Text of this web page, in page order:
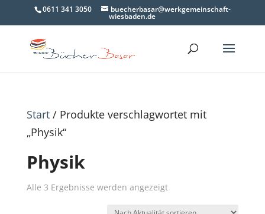
0611 341 3050 buecherbasar@werkgemeinschaft-
wiesbaden.de
Start/ Produkte verschlagwortet mit
„Physik“
Physik
Alle 3 Ergebnisse werden angezeigtNach